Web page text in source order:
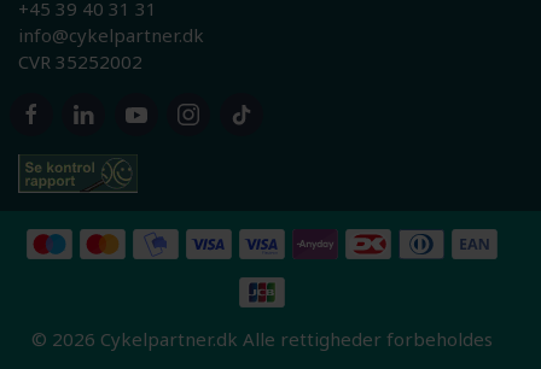
+45 39 40 31 31
info@cykelpartner.dk
CVR 35252002
© 2026 Cykelpartner.dk Alle rettigheder forbeholdes